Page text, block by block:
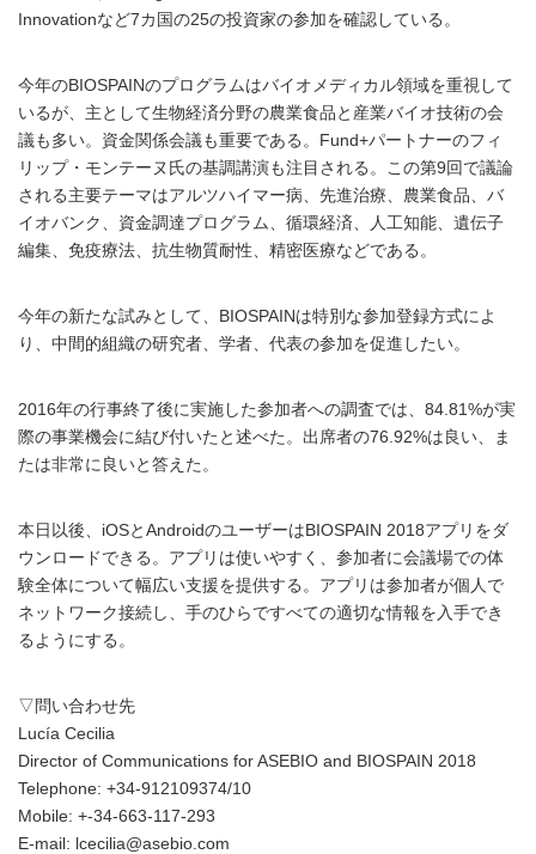
Innovationなど7カ国の25の投資家の参加を確認している。
今年のBIOSPAINのプログラムはバイオメディカル領域を重視して
いるが、主として生物経済分野の農業食品と産業バイオ技術の会
議も多い。資金関係会議も重要である。Fund+パートナーのフィ
リップ・モンテーヌ氏の基調講演も注目される。この第9回で議論
される主要テーマはアルツハイマー病、先進治療、農業食品、バ
イオバンク、資金調達プログラム、循環経済、人工知能、遺伝子
編集、免疫療法、抗生物質耐性、精密医療などである。
今年の新たな試みとして、BIOSPAINは特別な参加登録方式によ
り、中間的組織の研究者、学者、代表の参加を促進したい。
2016年の行事終了後に実施した参加者への調査では、84.81%が実
際の事業機会に結び付いたと述べた。出席者の76.92%は良い、ま
たは非常に良いと答えた。
本日以後、iOSとAndroidのユーザーはBIOSPAIN 2018アプリをダ
ウンロードできる。アプリは使いやすく、参加者に会議場での体
験全体について幅広い支援を提供する。アプリは参加者が個人で
ネットワーク接続し、手のひらですべての適切な情報を入手でき
るようにする。
▽問い合わせ先
Lucía Cecilia
Director of Communications for ASEBIO and BIOSPAIN 2018
Telephone: +34-912109374/10
Mobile: +-34-663-117-293
E-mail: lcecilia@asebio.com